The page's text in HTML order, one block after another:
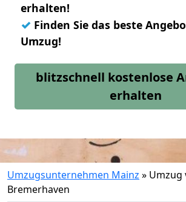
erhalten!
✓ Finden Sie das beste
Umzug!
blitzschnell kostenlose
erhalten
Umzugsunternehmen Mainz » Umzug
Bremerhaven